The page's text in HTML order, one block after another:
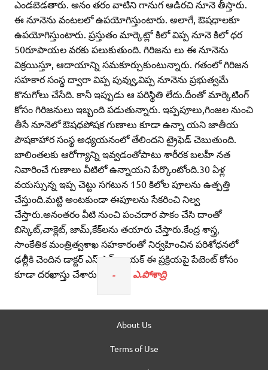
ఎండబెడతారు. అనం తరం వాటిని గానుగ ఆడిరచి నూనె తీస్తారు.
ఈ నూనెను వంటలలో ఉపయోగిస్తుంటారు. అలాగే, ఔషధాలకూ
ఉపయోగిస్తుంటారు. ప్రస్తుతం మార్కెట్లో కిలో విప్ప నూనె కిలో ధర
50రూపాయల వరకు పలుకుతుంది. గిరిజను లు ఈ నూనెను
విక్రయిస్తూ, ఆదాయాన్ని సమకూర్చుకుంటున్నారు. గతంలో గిరిజన
సహకార సంస్థ ద్వారా విప్ప పువ్వు,విప్ప నూనెను ప్రభుత్వమే
కొనుగోలు చేసేది. కానీ ఇప్పుడు ఆ పరిస్థితి లేదు.దీంతో మార్కెటింగ్‌
కోసం గిరిజనులు ఇబ్బంది పడుతున్నారు. ఇప్పపూలు,గింజల నుంచి
తీసే నూనెలో ఔషధపోషక గుణాలు కూడా ఉన్నా యని జాతీయ
పౌషకాహార సంస్థ అధ్యయనంలో తేలిందని ట్రైఫెడ్‌ చెబుతుంది.
బాలింతలకు ఆరోగ్యాన్ని ఇవ్వడంతోపాటు శారీరక బలహీ నత
నివారించే గుణాలు వీటిలో ఉన్నాయని పేర్కొంటోంది.30 ఏళ్ల
వయస్సున్న ఇప్ప చెట్టు సగటున 150 కిలోల పూలను ఉత్పత్తి
చేస్తుంది.మట్టి అంటకుండా ఈపూలను సేకరించి నిల్వ
చేస్తారు.అనంతరం వీటి నుంచి పంచదార పాకం చేసి దాంతో
బిస్కెట్‌,చాక్లెట్‌, జామ్‌,కేక్‌లను తయారు చేస్తారు.కేంద్ర శాస్త్ర,
సాంకేతిక మంత్రిత్వశాఖ సహకారంతో నిర్వహించిన పరిశోధనలో
ఢల్లీికి చెందిన డాక్టర్‌ ఎస్‌.ఎన్‌.నాయక్‌ ఈ ప్రక్రియపై పేటెంట్‌ కోసం
కూడా దరఖాస్తు చేశారు
- ఎ.పోశాద్రి
About Us
Terms of Use